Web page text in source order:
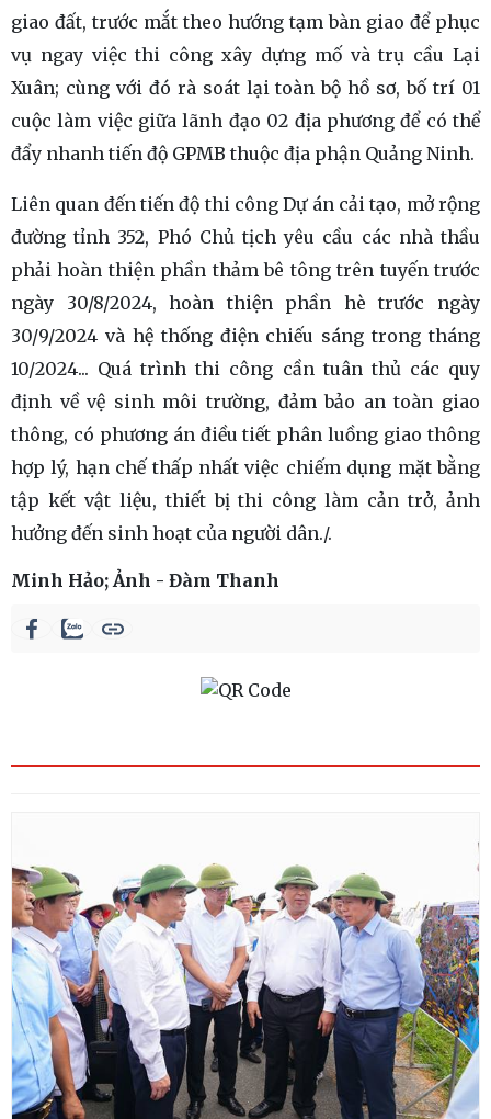
giao đất, trước mắt theo hướng tạm bàn giao để phục
vụ ngay việc thi công xây dựng mố và trụ cầu Lại
Xuân; cùng với đó rà soát lại toàn bộ hồ sơ, bố trí 01
cuộc làm việc giữa lãnh đạo 02 địa phương để có thể
đẩy nhanh tiến độ GPMB thuộc địa phận Quảng Ninh.
Liên quan đến tiến độ thi công Dự án cải tạo, mở rộng
đường tỉnh 352, Phó Chủ tịch yêu cầu các nhà thầu
phải hoàn thiện phần thảm bê tông trên tuyến trước
ngày 30/8/2024, hoàn thiện phần hè trước ngày
30/9/2024 và hệ thống điện chiếu sáng trong tháng
10/2024... Quá trình thi công cần tuân thủ các quy
định về vệ sinh môi trường, đảm bảo an toàn giao
thông, có phương án điều tiết phân luồng giao thông
hợp lý, hạn chế thấp nhất việc chiếm dụng mặt bằng
tập kết vật liệu, thiết bị thi công làm cản trở, ảnh
hưởng đến sinh hoạt của người dân./.
Minh Hảo; Ảnh - Đàm Thanh